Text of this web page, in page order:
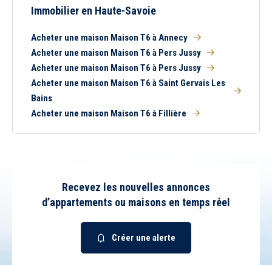
5 km 10 km 15 km 20 km
Tous Ancien Neuf
Chambre au rez-de-
chaussée
Immobilier en Haute-Savoie
Acheter une maison Maison T6 à Annecy
Acheter une maison Maison T6 à Pers Jussy
Acheter une maison Maison T6 à Pers Jussy
Acheter une maison Maison T6 à Saint Gervais Les
Bains
Acheter une maison Maison T6 à Fillière
Recevez les nouvelles annonces
d’appartements ou maisons en temps réel
Créer une alerte